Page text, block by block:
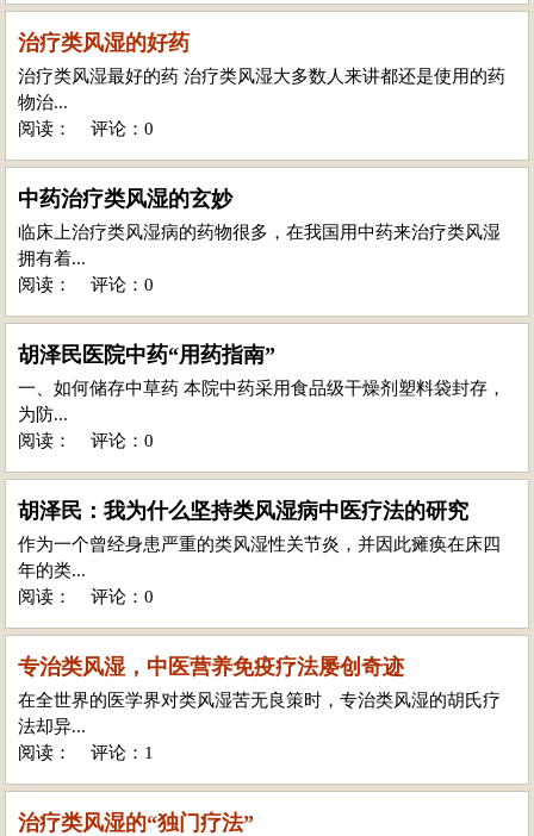
治疗类风湿的好药
治疗类风湿最好的药 治疗类风湿大多数人来讲都还是使用的药
物治...
阅读：
评论：0
中药治疗类风湿的玄妙
临床上治疗类风湿病的药物很多，在我国用中药来治疗类风湿
拥有着...
阅读：
评论：0
胡泽民医院中药“用药指南”
一、如何储存中草药 本院中药采用食品级干燥剂塑料袋封存，
为防...
阅读：
评论：0
胡泽民：我为什么坚持类风湿病中医疗法的研究
作为一个曾经身患严重的类风湿性关节炎，并因此瘫痪在床四
年的类...
阅读：
评论：0
专治类风湿，中医营养免疫疗法屡创奇迹
在全世界的医学界对类风湿苦无良策时，专治类风湿的胡氏疗
法却异...
阅读：
评论：1
治疗类风湿的“独门疗法”